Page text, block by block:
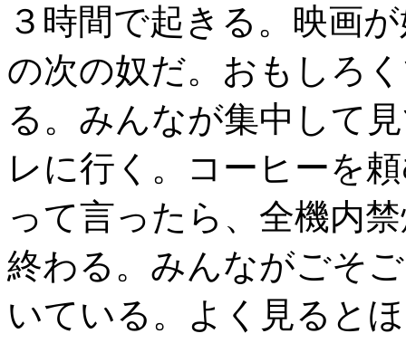
３時間で起きる。映画
の次の奴だ。おもしろ
る。みんなが集中して
レに行く。コーヒーを
って言ったら、全機内
終わる。みんながごそ
いている。よく見ると